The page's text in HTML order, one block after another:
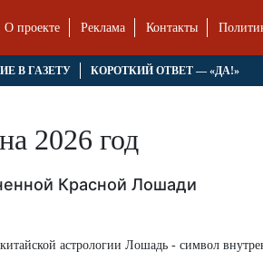
О проекте Реклама Контакты
В ГАЗЕТУ КОРОТКИЙ ОТВЕТ — «ДА!»
2026 год
Красной Лошади
астрологии Лошадь - символ